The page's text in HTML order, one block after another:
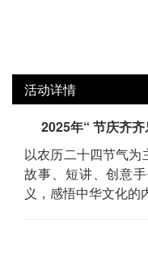
活动详情
2025年“ 节庆齐
以农历二十四节气为
故事、短讲、创意
义，感悟中华文化的